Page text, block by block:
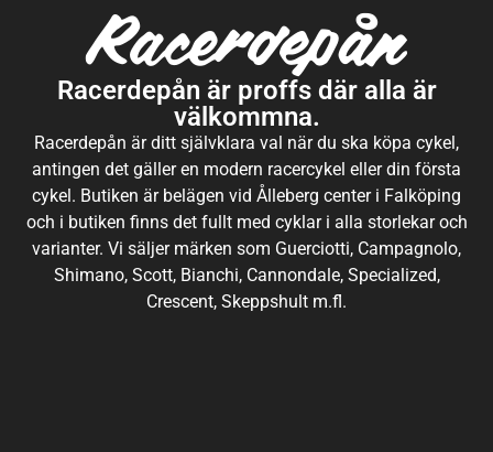
Racerdepån är proffs där alla är
välkommna.
Racerdepån är ditt självklara val när du ska köpa cykel,
antingen det gäller en modern racercykel eller din första
cykel. Butiken är belägen vid Ålleberg center i Falköping
och i butiken finns det fullt med cyklar i alla storlekar och
varianter. Vi säljer märken som Guerciotti, Campagnolo,
Shimano, Scott, Bianchi, Cannondale, Specialized,
Crescent, Skeppshult m.fl.